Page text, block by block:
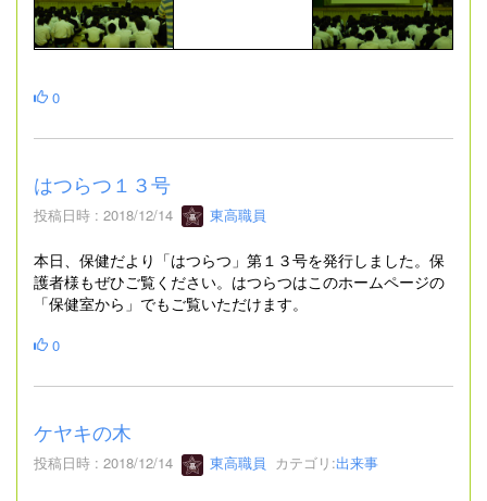
0
はつらつ１３号
投稿日時 : 2018/12/14 東高職員
本日、保健だより「はつらつ」第１３号を発行しました。保
護者様もぜひご覧ください。はつらつはこのホームページの
「保健室から」でもご覧いただけます。
0
ケヤキの木
投稿日時 : 2018/12/14 東高職員 カテゴリ:出来事